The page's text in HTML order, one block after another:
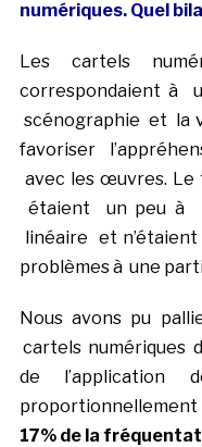
numériques. Quel
Les cartels
correspondaient à
scénographie et la
favoriser
avec les œuvres. Le
étaient un peu à
linéaire et
problèmes à une
Nous avons pu
cartels numériques
de l’application
17% de la